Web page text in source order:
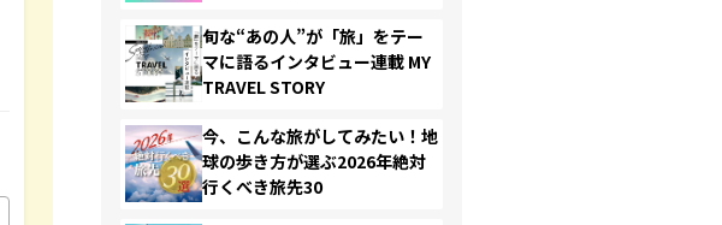
旬な“あの人”が「旅」をテー
マに語るインタビュー連載 MY
TRAVEL STORY
今、こんな旅がしてみたい！地
球の歩き方が選ぶ2026年絶対
行くべき旅先30